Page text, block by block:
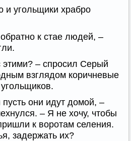
угольщики храбро
к стае людей, –
этими? – спросил Серый
взглядом коричневые
они идут домой, –
– Я не хочу, чтобы
к воротам селения.
задержать их?